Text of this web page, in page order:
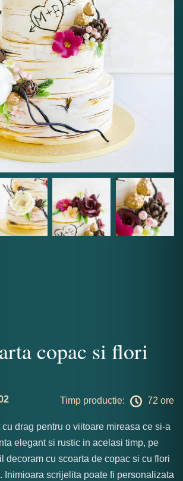
copac si flori
Timp productie: 72 ore
drag pentru o viitoare mireasa ce si-a
elegant si rustic in acelasi timp, pe
decoram cu scoarta de copac si cu flori
Inimioara scrijelita poate fi personalizata